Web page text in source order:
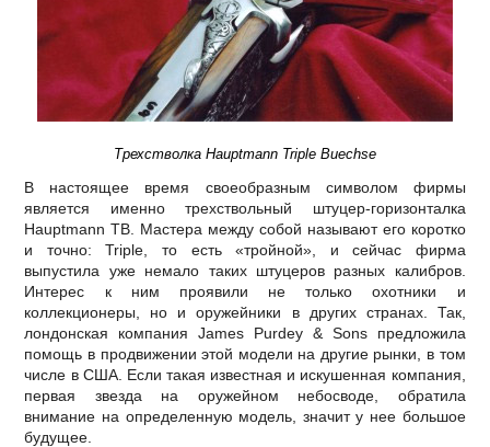
Трехстволка Hauptmann Triple Buechse
В настоящее время своеобразным символом фирмы
является именно трехствольный штуцер-горизонталка
Hauptmann TB. Мастера между собой называют его коротко
и точно: Triple, то есть «тройной», и сейчас фирма
выпустила уже немало таких штуцеров разных калибров.
Интерес к ним проявили не только охотники и
коллекционеры, но и оружейники в других странах. Так,
лондонская компания James Purdey & Sons предложила
помощь в продвижении этой модели на другие рынки, в том
числе в США. Если такая известная и искушенная компания,
первая звезда на оружейном небосводе, обратила
внимание на определенную модель, значит у нее большое
будущее.